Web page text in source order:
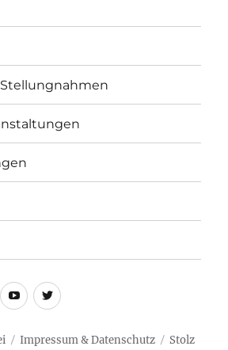
youtubetwitter
Impressum & Datenschutz Stolz